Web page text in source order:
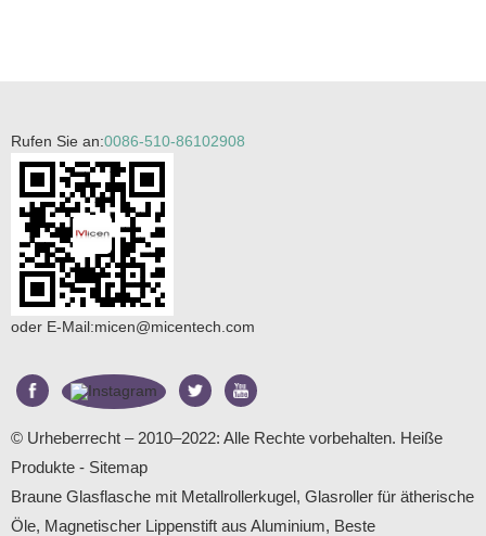
Rufen Sie an:0086-510-86102908
oder E-Mail:micen@micentech.com
© Urheberrecht – 2010–2022: Alle Rechte vorbehalten. Heiße
Produkte - Sitemap
Braune Glasflasche mit Metallrollerkugel, Glasroller für ätherische
Öle, Magnetischer Lippenstift aus Aluminium, Beste